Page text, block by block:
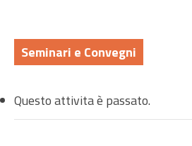
Seminari e Convegni
Questo attivita è passato.